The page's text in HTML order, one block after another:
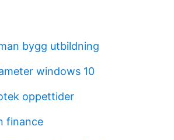
bygg utbildning
windows 10
oppettider
finance